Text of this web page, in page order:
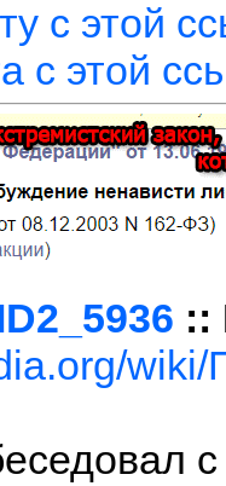
с этой
с этой
::